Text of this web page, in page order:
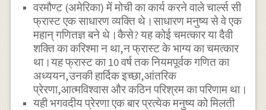
वरमौण्ट (अमेरिका) में मोची का कार्य करने वाले चार्ल्स सी
फ्रास्ट एक साधारण व्यक्ति थे।साधारण मनुष्य से वे एक
महान् गणितज्ञ बने थे।कैसे? यह कोई चमत्कार या दैवी
शक्ति का करिश्मा न था,न फ्रास्ट के भाग्य का चमत्कार
था।यह फ्रास्ट का 10 वर्ष तक नियमपूर्वक गणित का
अध्ययन,उनकी हार्दिक इच्छा,आंतरिक
प्रेरणा,आत्मविश्वास और कठिन परिश्रम का परिणाम था।
यही भगवदीय प्रेरणा एक बार प्रत्येक मनुष्य को मिलती